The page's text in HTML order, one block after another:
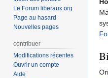
à
la
à
la
Le Forum liberaux.org
Page au hasard
Nouvelles pages
contribuer
Modifications récentes
Ouvrir un compte
Aide